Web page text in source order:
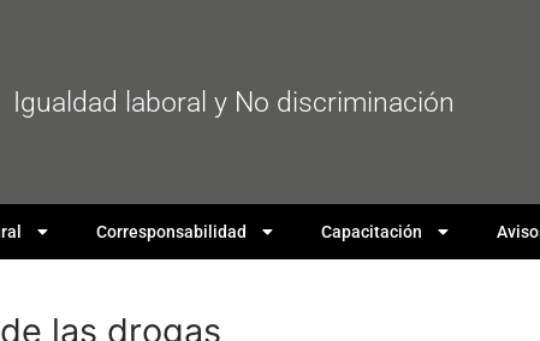
Igualdad laboral y No discriminación
Corresponsabilidad Capacitación
las drogas